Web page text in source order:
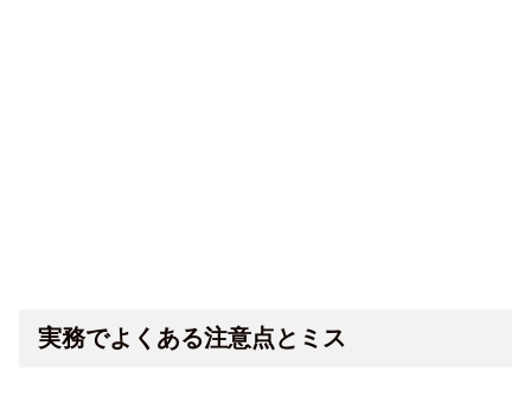
実務でよくある注意点とミス